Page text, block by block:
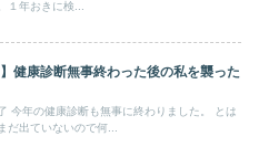
１年おきに検...
】健康診断無事終わった後の私を襲った
今年の健康診断も無事に終わりました。 とは
だ出ていないので何...